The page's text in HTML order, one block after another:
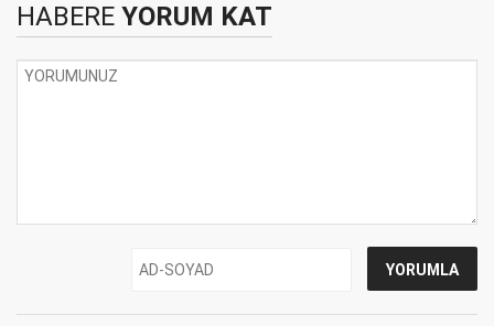
HABERE YORUM KAT